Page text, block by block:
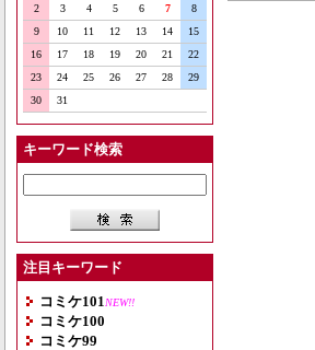
2
3 4 5 6 7
8
9
10 11 12 13 14
15
16
17 18 19 20 21
22
23
24 25 26 27 28
29
30
31
キーワード検索
注目キーワード
コミケ101 NEW!!
コミケ100
コミケ99